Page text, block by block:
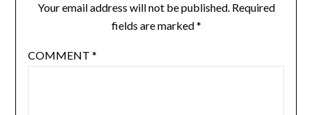
Your email address will not be published. Required
fields are marked*
COMMENT *